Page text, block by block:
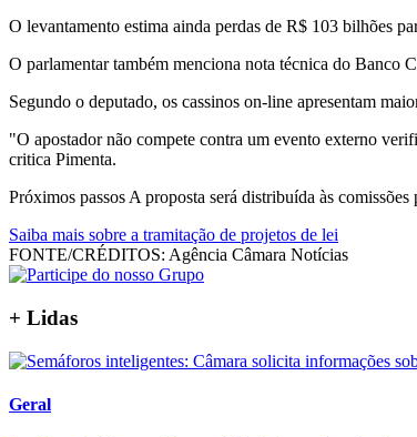
O levantamento estima ainda perdas de R$ 103 bilhões
O parlamentar também menciona nota técnica do Banco
Segundo o deputado, os cassinos on-line apresentam
"O apostador não compete contra um evento externo
critica Pimenta.
Próximos passos A proposta será distribuída às
Saiba mais sobre a tramitação de projetos de lei
FONTE/CRÉDITOS: Agência Câmara Notícias
+ Lidas
Geral